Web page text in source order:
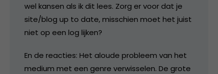
wel kansen als ik dit lees. Zorg er voor dat je
site/blog up to date, misschien moet het juist
niet op een log lijken?
En de reacties: Het aloude probleem van het
medium met een genre verwisselen. De grote